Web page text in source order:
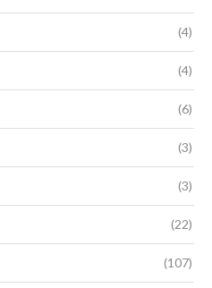
(4)
(4)
(6)
(3)
(3)
(22)
(107)